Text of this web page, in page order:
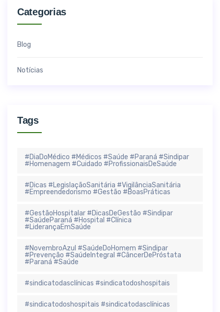
Categorias
Blog
Notícias
Tags
#DiaDoMédico #Médicos #Saúde #Paraná #Sindipar
#Homenagem #Cuidado #ProfissionaisDeSaúde
#Dicas #LegislaçãoSanitária #VigilânciaSanitária
#Empreendedorismo #Gestão #BoasPráticas
#GestãoHospitalar #DicasDeGestão #Sindipar
#SaúdeParaná #Hospital #Clínica
#LiderançaEmSaúde
#NovembroAzul #SaúdeDoHomem #Sindipar
#Prevenção #SaúdeIntegral #CâncerDePróstata
#Paraná #Saúde
#sindicatodasclínicas #sindicatodoshospitais
#sindicatodoshospitais #sindicatodasclínicas